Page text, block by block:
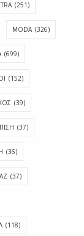
(251)
MODA (326)
(699)
(152)
(39)
(37)
(36)
(37)
(118)